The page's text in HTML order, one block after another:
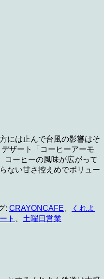
には止んで台風の影響はそ
ザート「コーヒーアーモ
コーヒーの風味が広がって
ない甘さ控えめでボリュー
: CRAYONCAFE
くれよ
ト 土曜日営業